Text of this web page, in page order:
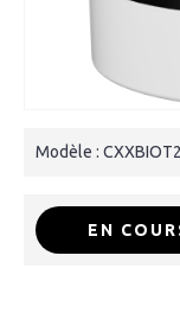
Modèle :
EN